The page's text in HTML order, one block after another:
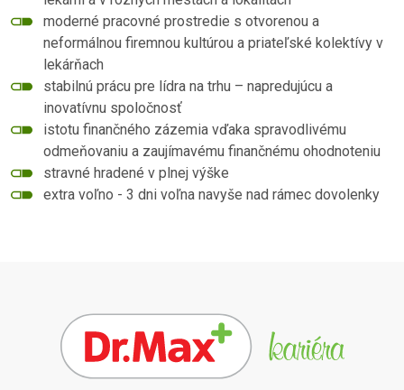
moderné pracovné prostredie s otvorenou a
neformálnou firemnou kultúrou a priateľské kolektívy v
lekárňach
stabilnú prácu pre lídra na trhu – napredujúcu a
inovatívnu spoločnosť
istotu finančného zázemia vďaka spravodlivému
odmeňovaniu a zaujímavému finančnému ohodnoteniu
stravné hradené v plnej výške
extra voľno - 3 dni voľna navyše nad rámec dovolenky